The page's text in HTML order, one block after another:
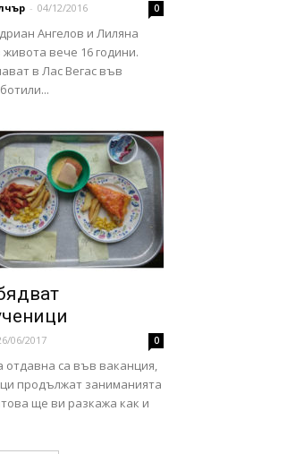
- 04/12/2016 0
Ангелов и Лиляна
вече 16 години.
в Лас Вегас във
06/2017 0
отдавна са във ваканция,
продължат заниманията
ще ви разкажа как и